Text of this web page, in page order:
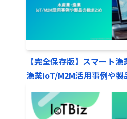
【完全保存版】スマート漁
漁業IoT/M2M活用事例や